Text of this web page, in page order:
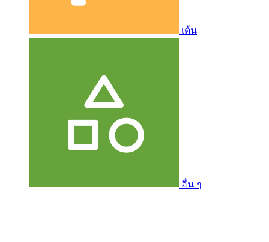
เต้น
อื่น ๆ